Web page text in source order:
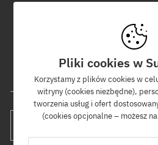
nowościach i
Dodatkowo otrzymasz kod rabatowy
Twój adres e-mail
Pliki cookies w
Korzystamy z plików cookies w
witryny (cookies niezbędne),
tworzenia usług i ofert
(cookies opcjonalne – możesz